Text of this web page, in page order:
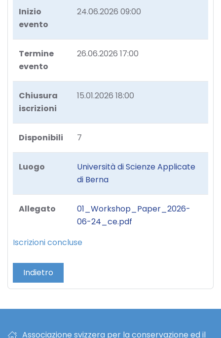
Inizio
evento
24.06.2026 09:00
Termine
evento
26.06.2026 17:00
Chiusura
iscrizioni
15.01.2026 18:00
Disponibili 7
Luogo
Università di Scienze Applicate
di Berna
Allegato
01_Workshop_Paper_2026-
06-24_ce.pdf
Iscrizioni concluse
Indietro
Associazione svizzera per la conservazione ed il